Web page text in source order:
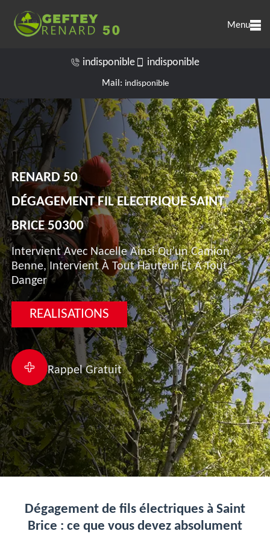
Menu
indisponible indisponible
Mail: indisponible
RENARD 50
DÉGAGEMENT FIL ELECTRIQUE SAINT
BRICE 50300
Intervient Avec Nacelle Ainsi Qu'un Camion
Benne, Intervient À Tout Hauteur Et A Tout
Danger
REALISATIONS
Rappel Gratuit
Dégagement de fils électriques à Saint
Brice : ce que vous devez absolument